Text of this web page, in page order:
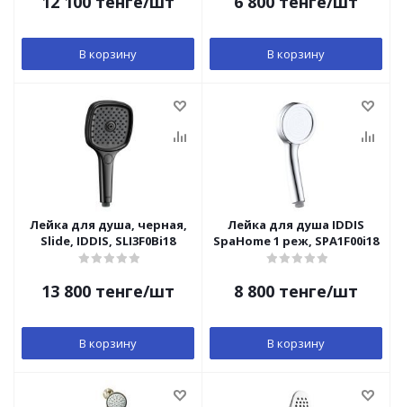
В корзину В корзину
Лейка для душа, черная,
Slide, IDDIS, SLI3F0Bi18
13 800 тенге/шт
В корзину
Лейка для душа IDDIS
SpaHome 1 реж, SPA1F00i18
8 800 тенге/шт
В корзину